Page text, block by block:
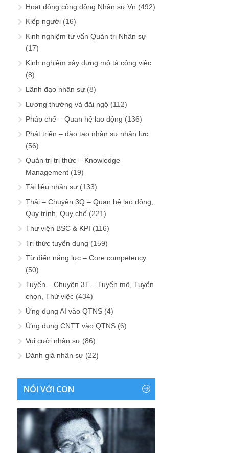
Hoạt động cộng đồng Nhân sự Vn (492)
Kiếp người (16)
Kinh nghiệm tư vấn Quản trị Nhân sự
(17)
Kinh nghiệm xây dựng mô tả công việc
(8)
Lãnh đạo nhân sự (8)
Lương thưởng và đãi ngộ (112)
Pháp chế – Quan hệ lao động (136)
Phát triển – đào tạo nhân sự nhân lực
(56)
Quản trị tri thức – Knowledge
Management (19)
Tài liệu nhân sự (133)
Thải – Chuyện 3Q – Quan hệ lao động,
Quy trình, Quy chế (221)
Thư viện BSC & KPI (116)
Tri thức tuyển dụng (159)
Từ điển năng lực – Core competency
(50)
Tuyển – Chuyện 3T – Tuyển mộ, Tuyển
chọn, Thử việc (434)
Ứng dụng AI vào QTNS (4)
Ứng dụng CNTT vào QTNS (6)
Vui cười nhân sự (86)
Đánh giá nhân sự (22)
NÓI VỚI CON